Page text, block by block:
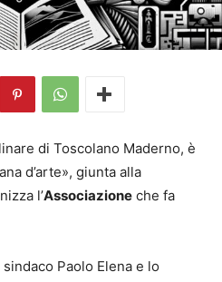
di Toscolano Maderno, è
d’arte», giunta alla
l’Associazione che fa
Paolo Elena e lo